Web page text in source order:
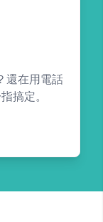
還在用電話
搞定。